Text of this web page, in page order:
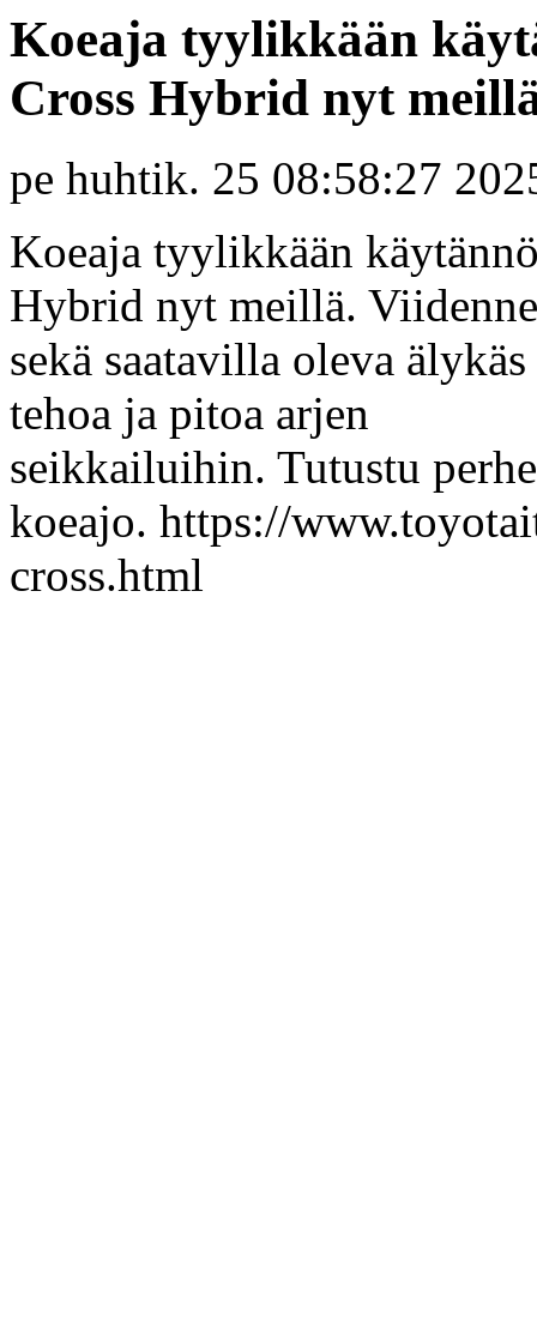
Koeaja tyylikkään
Cross Hybrid nyt
pe huhtik. 25 08:58:27
Koeaja tyylikkään
Hybrid nyt meillä.
sekä saatavilla oleva
tehoa ja pitoa arjen
seikkailuihin. Tutustu
koeajo. https://
cross.html